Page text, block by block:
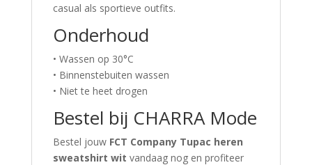
casual als sportieve outfits.
Onderhoud
• Wassen op 30°C
• Binnenstebuiten wassen
• Niet te heet drogen
Bestel bij CHARRA Mode
Bestel jouw FCT Company Tupac heren
sweatshirt wit vandaag nog en profiteer